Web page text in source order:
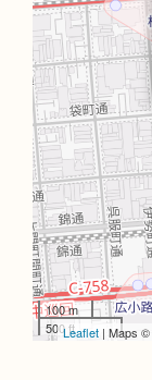
100 m
500 ftLeaflet| Maps ©